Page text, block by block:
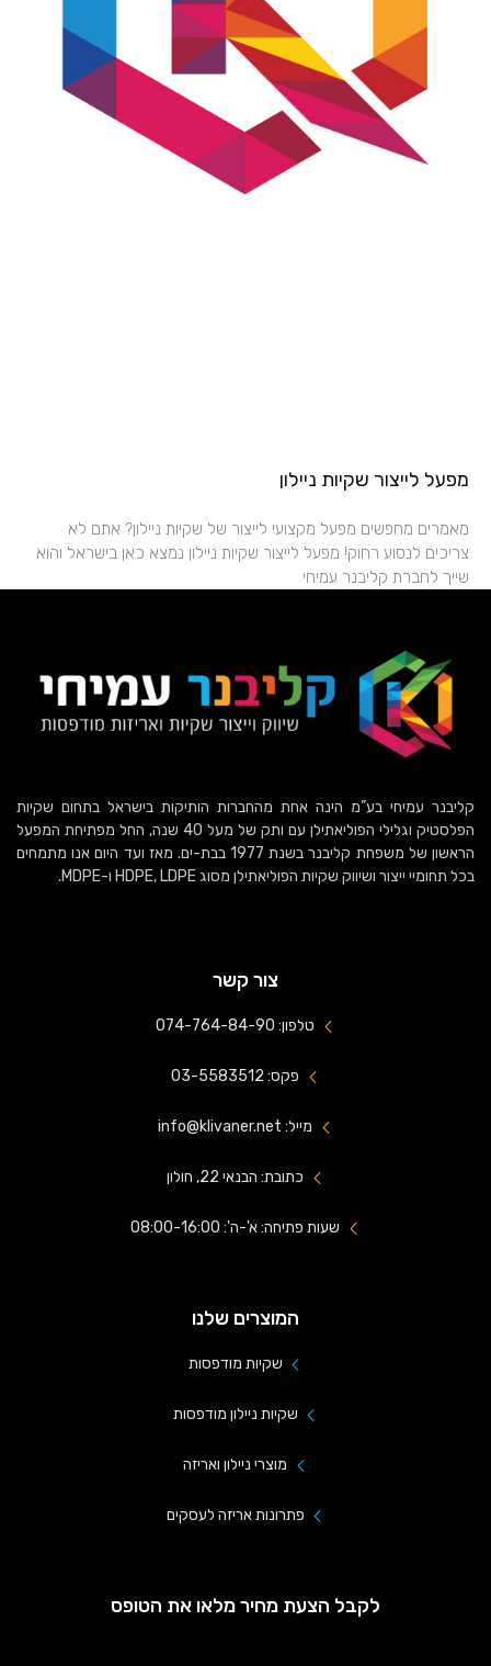
מפעל לייצור שקיות ניילון
מאמרים מחפשים מפעל מקצועי לייצור של שקיות ניילון? אתם לא
צריכים לנסוע רחוק! מפעל לייצור שקיות ניילון נמצא כאן בישראל והוא
שייך לחברת קליבנר עמיחי
קליבנר עמיחי בע”מ הינה אחת מהחברות הותיקות בישראל בתחום שקיות
הפלסטיק וגלילי הפוליאתילן עם ותק של מעל 40 שנה, החל מפתיחת המפעל
הראשון של משפחת קליבנר בשנת 1977 בבת-ים. מאז ועד היום אנו מתמחים
בכל תחומיי ייצור ושיווק שקיות הפוליאתילן מסוג HDPE, LDPE ו-MDPE.
צור קשר
טלפון: 074-764-84-90
פקס: 03-5583512
מייל: info@klivaner.net
כתובת: הבנאי 22, חולון
שעות פתיחה: א'-ה': 08:00-16:00
המוצרים שלנו
שקיות מודפסות
שקיות ניילון מודפסות
מוצרי ניילון ואריזה
פתרונות אריזה לעסקים
לקבל הצעת מחיר מלאו את הטופס